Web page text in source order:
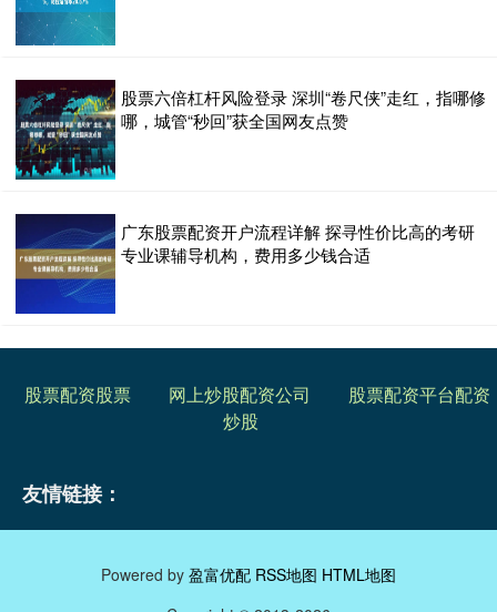
股票六倍杠杆风险登录 深圳“卷尺侠”走红，指哪修
哪，城管“秒回”获全国网友点赞
广东股票配资开户流程详解 探寻性价比高的考研
专业课辅导机构，费用多少钱合适
股票配资股票 网上炒股配资公司
股票配资平台配资
炒股
友情链接：
Powered by 盈富优配 RSS地图 HTML地图